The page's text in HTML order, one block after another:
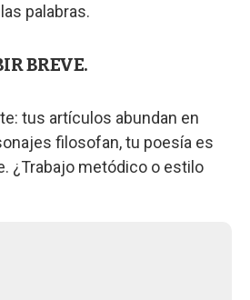
palabras.
BREVE.
tus artículos abundan en
filosofan, tu poesía es
¿Trabajo metódico o estilo